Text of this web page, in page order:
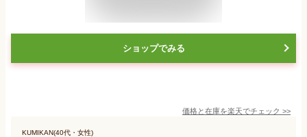
ショップでみる
価格と在庫を楽天でチェック >>
KUMIKAN(40代・女性)